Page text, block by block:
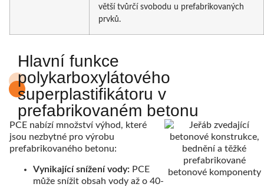
větší tvůrčí svobodu u prefabrikovaných
prvků.
Hlavní funkce
polykarboxylátového
superplastifikátoru v
prefabrikovaném betonu
PCE nabízí množství výhod, které
jsou nezbytné pro výrobu
prefabrikovaného betonu:
Vynikající snížení vody: PCE
může snížit obsah vody až o 40-